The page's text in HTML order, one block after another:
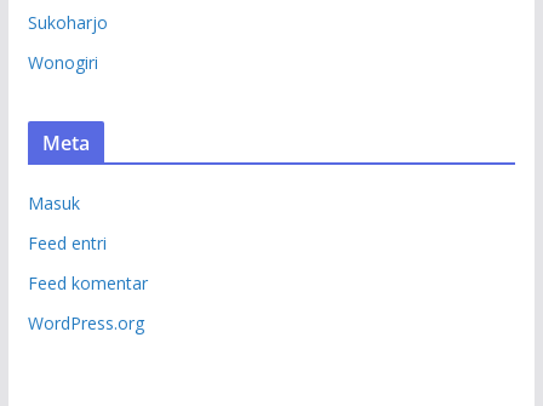
Sukoharjo
Wonogiri
Meta
Masuk
Feed entri
Feed komentar
WordPress.org